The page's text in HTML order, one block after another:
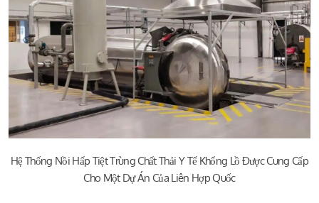
Hệ Thống Nồi Hấp Tiệt Trùng Chất Thải Y Tế Khổng Lồ Được Cung Cấp
Cho Một Dự Án Của Liên Hợp Quốc